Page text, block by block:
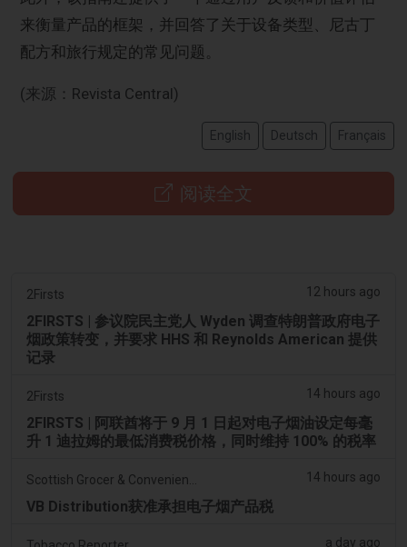
来衡量产品的框架，并回答了关于设备类型、尼古丁
配方和旅行规定的常见问题。
(来源：Revista Central)
English Deutsch Français
阅读全文
2Firsts 12 hours ago
2FIRSTS | 参议院民主党人 Wyden 调查特朗普政府电子
烟政策转变，并要求 HHS 和 Reynolds American 提供
记录
2Firsts 14 hours ago
2FIRSTS | 阿联酋将于 9 月 1 日起对电子烟油设定每毫
升 1 迪拉姆的最低消费税价格，同时维持 100% 的税率
14 hours ago
VB Distribution获准承担电子烟产品税
a day ago